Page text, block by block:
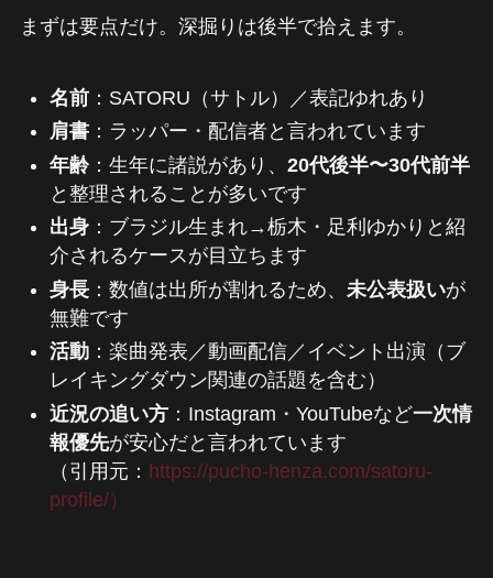
まずは要点だけ。深掘りは後半で拾えます。
名前：SATORU（サトル）／表記ゆれあり
肩書：ラッパー・配信者と言われています
年齢：生年に諸説があり、 20代後半〜30代前半
と整理されることが多いです
出身：ブラジル生まれ→栃木・足利ゆかりと紹
介されるケースが目立ちます
身長：数値は出所が割れるため、 未公表扱いが
無難です
活動：楽曲発表／動画配信／イベント出演（ブ
レイキングダウン関連の話題を含む）
近況の追い方：Instagram・YouTubeなど一次情
報優先が安心だと言われています
（引用元： https://pucho-henza.com/satoru-
profile/）